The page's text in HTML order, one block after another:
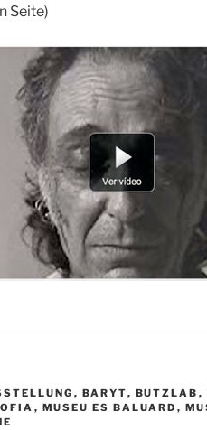
Seite)
, BARYT, BUTZLAB ,
, MUSEU ES BALUARD ,